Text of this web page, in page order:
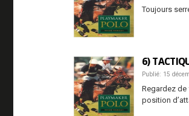
Toujours
6)
Publié: 15
Regardez
position